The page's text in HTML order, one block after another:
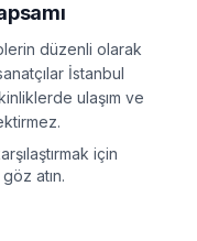
düzenli olarak
İstanbul
ulaşım ve
için
atın.